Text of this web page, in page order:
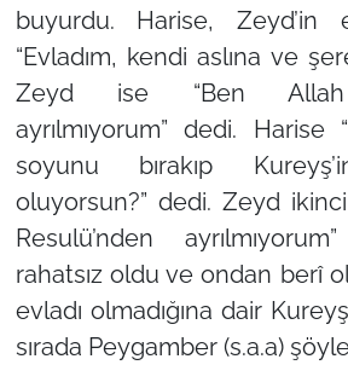
buyurdu. Harise, Zeyd’in
“Evladım, kendi aslına ve
Zeyd ise “Ben Allah
ayrılmıyorum” dedi. Harise
soyunu bırakıp
oluyorsun?” dedi. Zeyd
Resulü’nden
rahatsız oldu ve ondan berî
evladı olmadığına dair
sırada Peygamber (s.a.a)